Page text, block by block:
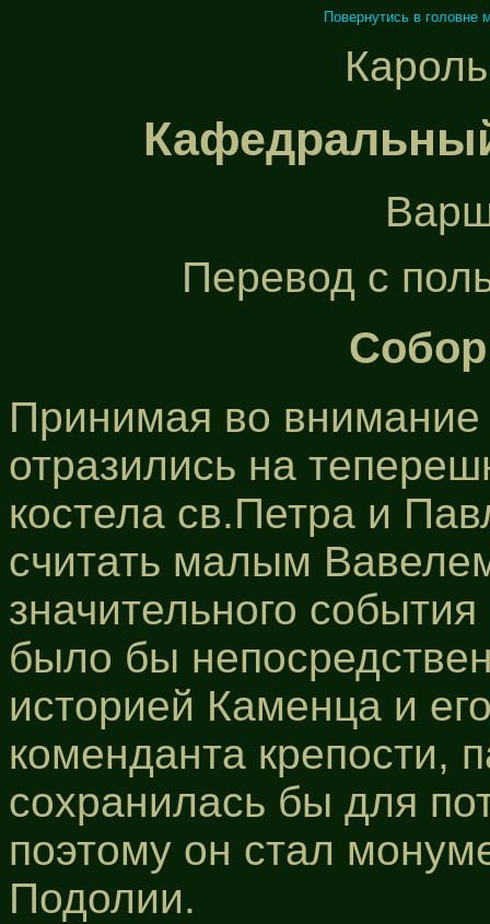
Повернутись в головне
Перевод с
Принимая во внимание
отразились на
костела св.Петра и
считать малым
значительного
было бы
историей Каменца и
коменданта крепости,
сохранилась бы для
поэтому он стал
Подолии.